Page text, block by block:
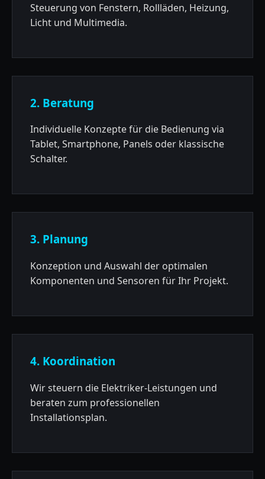
Steuerung von Fenstern, Rollläden, Heizung,
Licht und Multimedia.
2. Beratung
Individuelle Konzepte für die Bedienung via
Tablet, Smartphone, Panels oder klassische
Schalter.
3. Planung
Konzeption und Auswahl der optimalen
Komponenten und Sensoren für Ihr Projekt.
4. Koordination
Wir steuern die Elektriker-Leistungen und
beraten zum professionellen
Installationsplan.